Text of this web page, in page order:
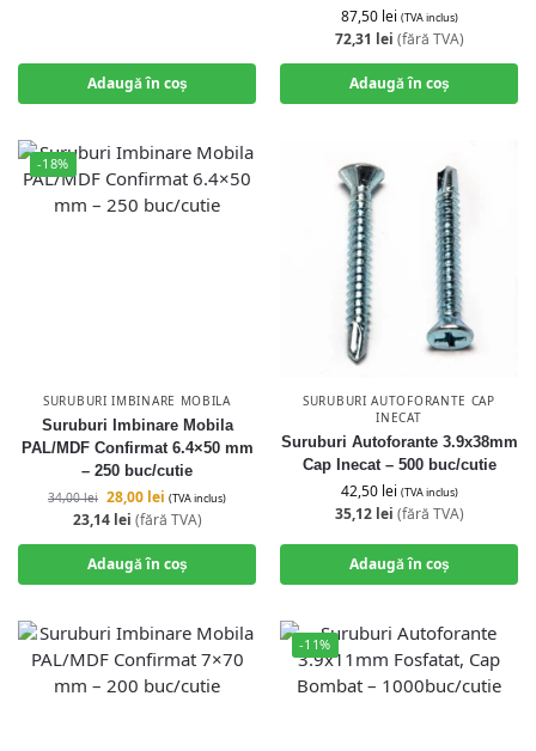
Adaugă în coș
87,50 lei (TVA inclus)
72,31 lei (fără TVA)
Adaugă în coș
-18%
SURUBURI IMBINARE MOBILA
Suruburi Imbinare Mobila
PAL/MDF Confirmat 6.4×50 mm
– 250 buc/cutie
34,00lei 28,00 lei (TVA inclus)
23,14 lei (fără TVA)
Adaugă în coș
SURUBURI AUTOFORANTE CAP
INECAT
Suruburi Autoforante 3.9x38mm
Cap Inecat – 500 buc/cutie
42,50 lei (TVA inclus)
35,12 lei (fără TVA)
Adaugă în coș
-11%